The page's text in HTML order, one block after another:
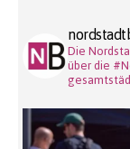
Die
über die